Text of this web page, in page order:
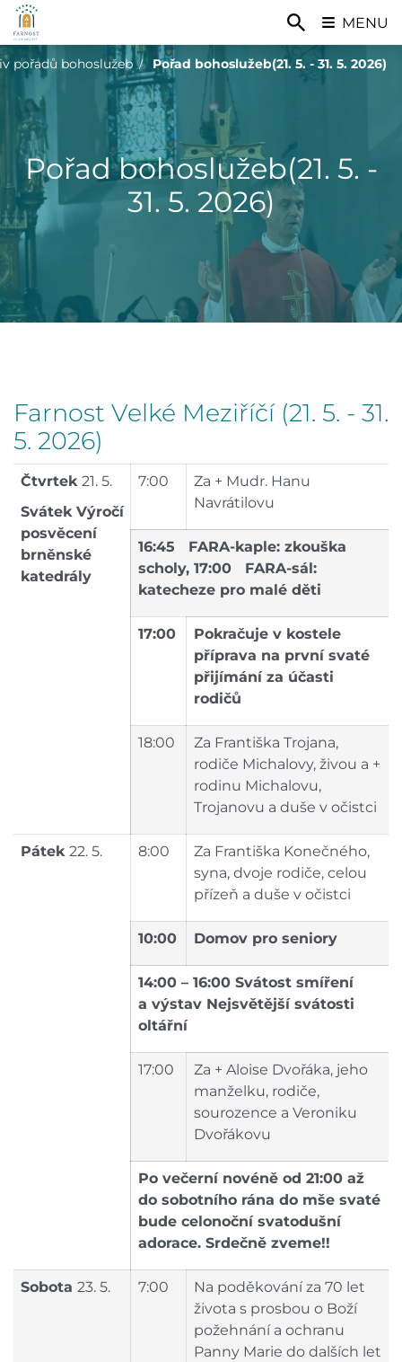
pořadů bohoslužeb Pořad bohoslužeb(21. 5. - 31. 5. 2026)
Pořad bohoslužeb(21. 5. -
31. 5. 2026)
Farnost Velké Meziříčí (21. 5. - 31.
5. 2026)
Čtvrtek 21. 5.
Svátek Výročí
posvěcení
brněnské
katedrály
7:00
Za + Mudr. Hanu
Navrátilovu
16:45 FARA-kaple: zkouška
scholy, 17:00 FARA-sál:
katecheze pro malé děti
17:00
Pokračuje v kostele
příprava na první svaté
přijímání za účasti
rodičů
18:00
Za Františka Trojana,
rodiče Michalovy, živou a +
rodinu Michalovu,
Trojanovu a duše v očistci
Pátek 22. 5. 8:00
Za Františka Konečného,
syna, dvoje rodiče, celou
přízeň a duše v očistci
10:00 Domov pro seniory
14:00 – 16:00 Svátost smíření
a výstav Nejsvětější svátosti
oltářní
17:00
Za + Aloise Dvořáka, jeho
manželku, rodiče,
sourozence a Veroniku
Dvořákovu
Po večerní novéně od 21:00 až
do sobotního rána do mše svaté
bude celonoční svatodušní
adorace. Srdečně zveme!!
Sobota 23. 5. 7:00
Na poděkování za 70 let
života s prosbou o Boží
požehnání a ochranu
Panny Marie do dalších let
MENU